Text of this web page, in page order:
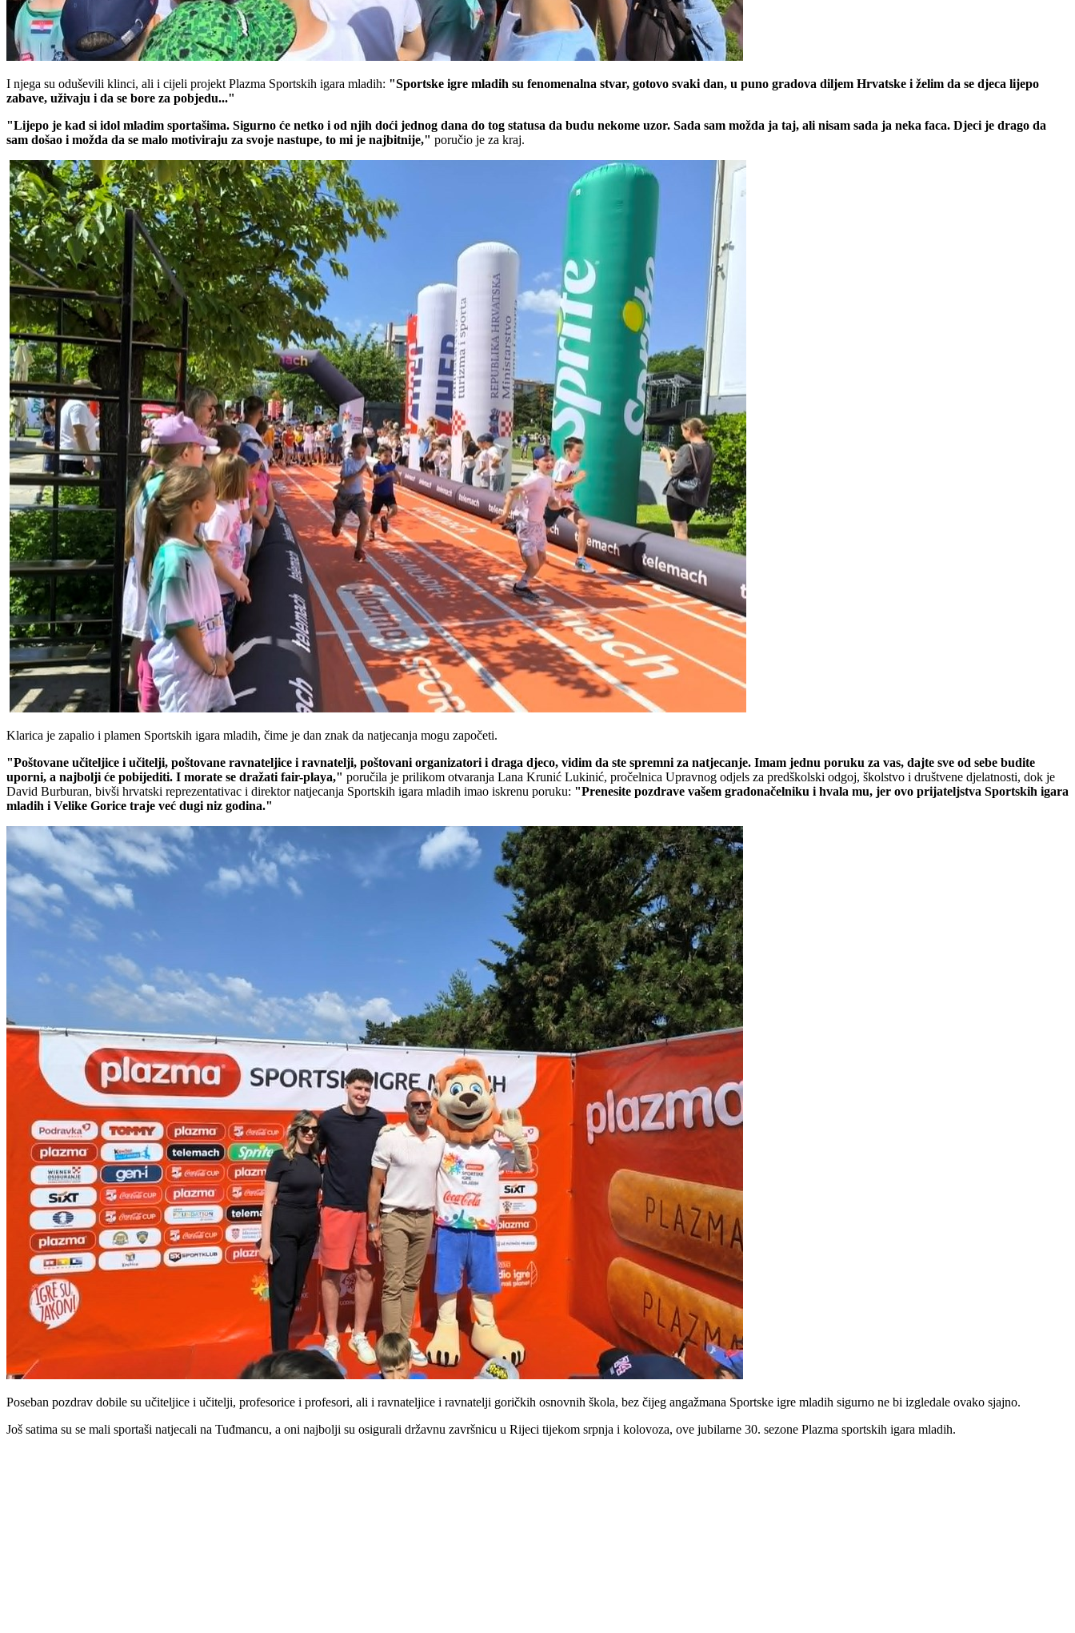
I njega su oduševili klinci, ali i cijeli projekt Plazma Sportskih igara mladih: "Sportske igre mladih su fenomenalna stvar, gotovo svaki dan, u puno gradova diljem Hrvatske i želim da se djeca lijepo
zabave, uživaju i da se bore za pobjedu..."
"Lijepo je kad si idol mladim sportašima. Sigurno će netko i od njih doći jednog dana do tog statusa da budu nekome uzor. Sada sam možda ja taj, ali nisam sada ja neka faca. Djeci je drago da
sam došao i možda da se malo motiviraju za svoje nastupe, to mi je najbitnije," poručio je za kraj.
Klarica je zapalio i plamen Sportskih igara mladih, čime je dan znak da natjecanja mogu započeti.
"Poštovane učiteljice i učitelji, poštovane ravnateljice i ravnatelji, poštovani organizatori i draga djeco, vidim da ste spremni za natjecanje. Imam jednu poruku za vas, dajte sve od sebe budite
uporni, a najbolji će pobijediti. I morate se dražati fair-playa," poručila je prilikom otvaranja Lana Krunić Lukinić, pročelnica Upravnog odjels za predškolski odgoj, školstvo i društvene djelatnosti, dok je
David Burburan, bivši hrvatski reprezentativac i direktor natjecanja Sportskih igara mladih imao iskrenu poruku: "Prenesite pozdrave vašem gradonačelniku i hvala mu, jer ovo prijateljstva Sportskih igara
mladih i Velike Gorice traje već dugi niz godina."
Poseban pozdrav dobile su učiteljice i učitelji, profesorice i profesori, ali i ravnateljice i ravnatelji goričkih osnovnih škola, bez čijeg angažmana Sportske igre mladih sigurno ne bi izgledale ovako sjajno.
Još satima su se mali sportaši natjecali na Tuđmancu, a oni najbolji su osigurali državnu završnicu u Rijeci tijekom srpnja i kolovoza, ove jubilarne 30. sezone Plazma sportskih igara mladih.